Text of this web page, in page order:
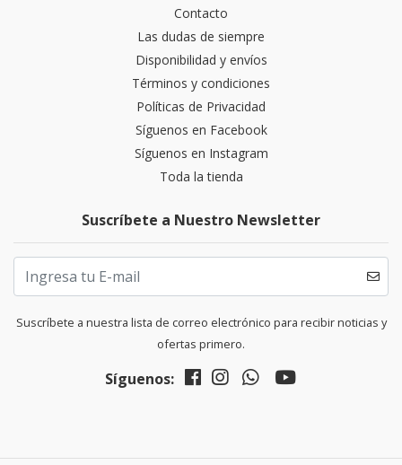
Contacto
Las dudas de siempre
Disponibilidad y envíos
Términos y condiciones
Políticas de Privacidad
Síguenos en Facebook
Síguenos en Instagram
Toda la tienda
Suscríbete a Nuestro Newsletter
Suscríbete a nuestra lista de correo electrónico para recibir noticias y
ofertas primero.
Síguenos: